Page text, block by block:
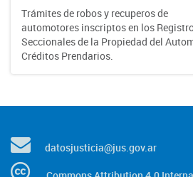
Trámites de robos y recuperos de
automotores inscriptos en los
Seccionales de la Propiedad del
Créditos Prendarios.
datosjusticia@jus.gov.ar